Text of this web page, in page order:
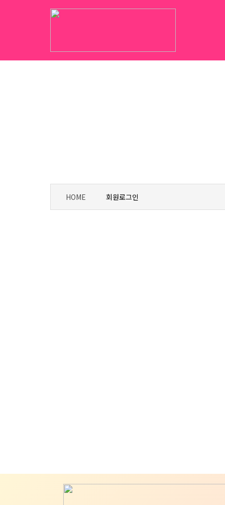
HOME 회원로그인